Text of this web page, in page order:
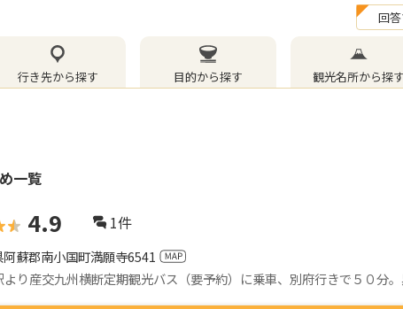
回
行き先から探す 目的から探す 観光名所から探す
一覧
4.9 1件
蘇郡南小国町満願寺6541
より産交九州横断定期観光バス（要予約）に乗車、別府行きで５０分